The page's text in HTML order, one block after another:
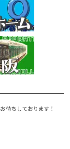
待ちしております！